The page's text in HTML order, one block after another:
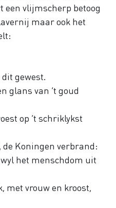
een vlijmscherp betoog
maar ook het
gewest.
glans van ’t goud
op ’t schriklykst
de Koningen verbrand:
het menschdom uit
met vrouw en kroost,